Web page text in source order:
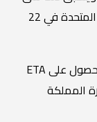
وجه الخصوص على المسافرين إلى المملكة المتحدة في 22
يجب على المواطنين التشيليين التقدم بطلب للحصول على ETA
المملكة